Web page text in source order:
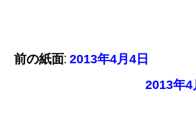
前の紙面: 2013年4月4日
2013年4